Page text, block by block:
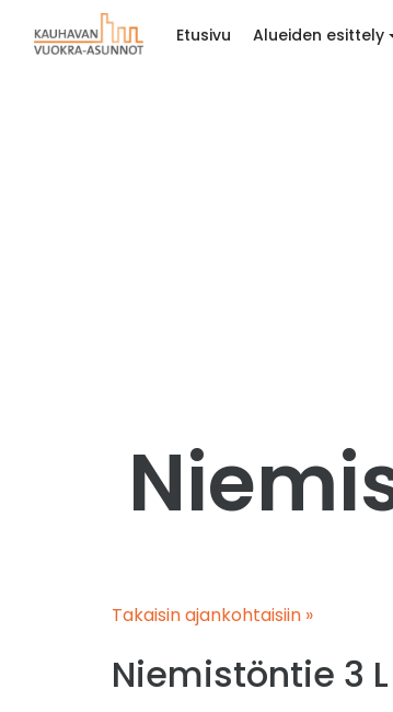
Etusivu Alueiden esittely
Takaisin ajankohtaisiin »
Niemistöntie 3